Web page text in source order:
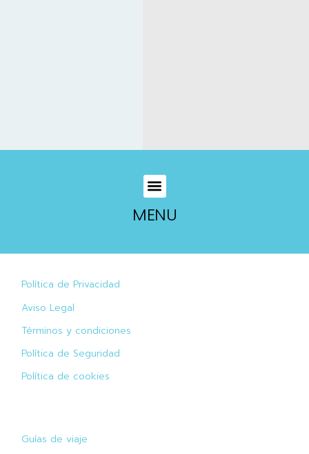
MENU
Política de Privacidad
Aviso Legal
Términos y condiciones
Política de Seguridad
Política de cookies
Guías de viaje